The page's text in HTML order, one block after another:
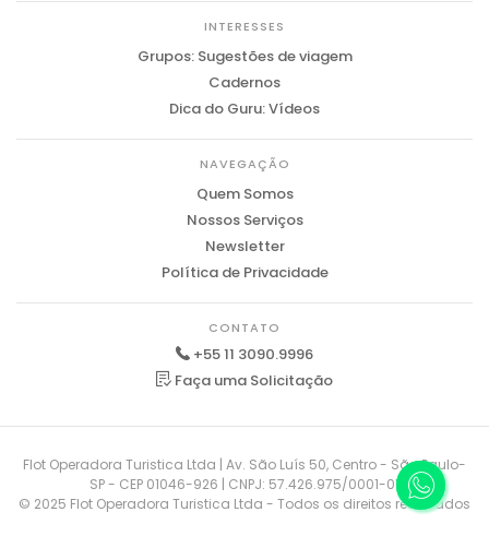
INTERESSES
Grupos: Sugestões de viagem
Cadernos
Dica do Guru: Vídeos
NAVEGAÇÃO
Quem Somos
Nossos Serviços
Newsletter
Política de Privacidade
CONTATO
+55 11 3090.9996
Faça uma Solicitação
Flot Operadora Turistica Ltda | Av. São Luís 50, Centro - São Paulo-
SP - CEP 01046-926 | CNPJ: 57.426.975/0001-01
© 2025 Flot Operadora Turistica Ltda - Todos os direitos reservados